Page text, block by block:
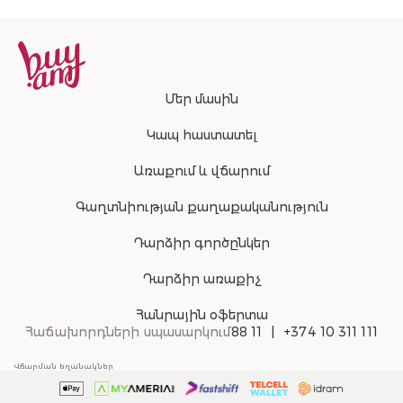
Մեր մասին
Կապ հաստատել
Առաքում և վճարում
Գաղտնիության քաղաքականություն
Դարձիր գործընկեր
Դարձիր առաքիչ
Հանրային օֆերտա
Հաճախորդների սպասարկում88 11 +374 10 311 111
Վճարման եղանակներ